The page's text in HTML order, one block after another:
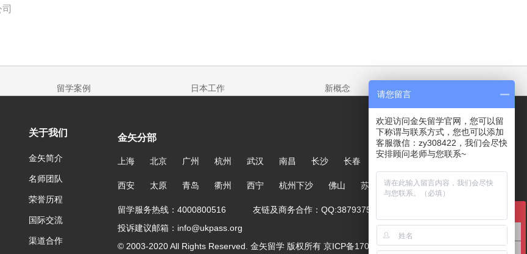
留学案例 日本工作 新概念
关于我们
金矢简介
名师团队
荣誉历程
国际交流
渠道合作
金矢分部
上海 北京 广州 杭州 武汉 南昌 长沙 长春 哈尔滨 大连 郑州
西安 太原 青岛 衢州 西宁 杭州下沙 佛山 苏州
留学服务热线：4000800516 友链及商务合作：QQ:387937567
投诉建议邮箱：info@ukpass.org
© 2003-2020 All Rights Reserved. 金矢留学 版权所有 京ICP备17005244号-1 澳洲留学咨询
请您留言
欢迎访问金矢留学官网，您可以留
下称谓与联系方式，您也可以添加
客服微信：zy308422，我们会尽快
安排顾问老师与您联系~